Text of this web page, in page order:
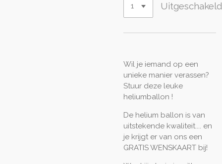
Wil je iemand op een
unieke manier verassen?
Stuur deze leuke
heliumballon !
De helium ballon is van
uitstekende kwaliteit.... en
je krijgt er van ons een
GRATIS WENSKAART bij!